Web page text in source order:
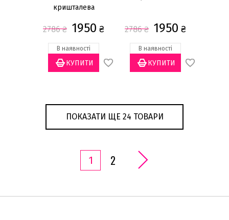
кришталева
23 см
2786₴ 1950 ₴
В наявності
2786₴ 1950 ₴
В наявності
ПОКАЗАТИ ЩЕ 24 ТОВАРИ
1 2